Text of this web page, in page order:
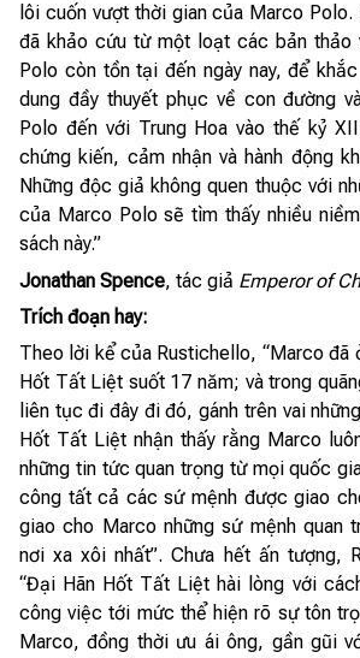
lôi cuốn vượt thời gian của Marco Polo.
đã khảo cứu từ một loạt các bản thảo
Polo còn tồn tại đến ngày nay, để
dung đầy thuyết phục về con đường
Polo đến với Trung Hoa vào thế kỷ
chứng kiến, cảm nhận và hành động
Những độc giả không quen thuộc với
của Marco Polo sẽ tìm thấy nhiều
sách này.”
Jonathan Spence, tác giả Emperor of
Trích đoạn hay:
Theo lời kể của Rustichello, “Marco đã
Hốt Tất Liệt suốt 17 năm; và trong
liên tục đi đây đi đó, gánh trên vai
Hốt Tất Liệt nhận thấy rằng Marco
những tin tức quan trọng từ mọi quốc
công tất cả các sứ mệnh được giao
giao cho Marco những sứ mệnh quan
nơi xa xôi nhất”. Chưa hết ấn tượng,
“Đại Hãn Hốt Tất Liệt hài lòng với
công việc tới mức thể hiện rõ sự tôn
Marco, đồng thời ưu ái ông, gần gũi